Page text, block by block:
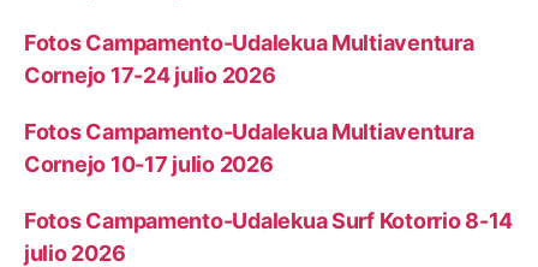
Fotos Campamento-Udalekua Multiaventura
Cornejo 17-24 julio 2026
Fotos Campamento-Udalekua Multiaventura
Cornejo 10-17 julio 2026
Fotos Campamento-Udalekua Surf Kotorrio 8-14
julio 2026